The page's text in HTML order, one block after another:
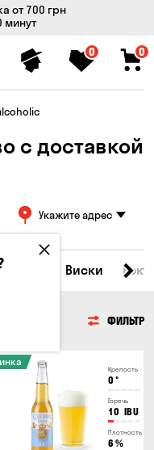
от 700 грн
минут
0 0
с доставкой
Укажите адрес
Виски
ФИЛЬТР
Крепость
0 °
Горечь
10 IBU
Плотность
6 %